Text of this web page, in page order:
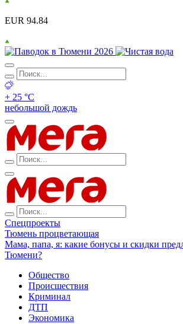
EUR 94.84
+ 25 °С
небольшой дождь
Спецпроекты
Тюмень процветающая
Мама, папа, я: какие бонусы и скидки
Тюмени?
Общество
Происшествия
Криминал
ДТП
Экономика